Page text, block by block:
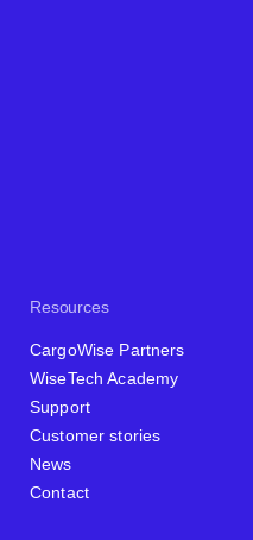
Resources
CargoWise Partners
WiseTech Academy
Support
Customer stories
News
Contact